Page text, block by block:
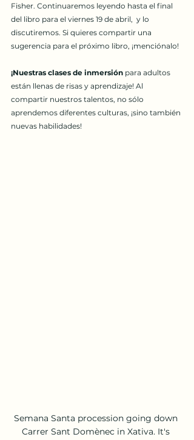
Fisher. Continuaremos leyendo hasta el final
del libro para el viernes 19 de abril,  y lo
discutiremos. Si quieres compartir una
sugerencia para el próximo libro, ¡menciónalo!
¡Nuestras clases de inmersión para adultos
están llenas de risas y aprendizaje! Al
compartir nuestros talentos, no sólo
aprendemos diferentes culturas, ¡sino también
nuevas habilidades!
Semana Santa procession going down
Carrer Sant Domènec in Xativa. It's